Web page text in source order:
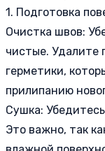
1. Подготовка
Очистка швов:
чистые. Удалите
герметики,
прилипанию
Сушка:
Это важно, так